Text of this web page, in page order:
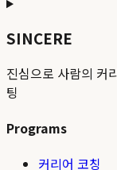
SINCERE
진심으로 사람의 커
팅
Programs
커리어 코칭